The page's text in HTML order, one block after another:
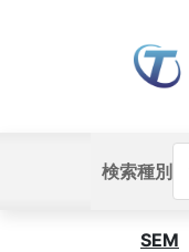
検索種別
SEM